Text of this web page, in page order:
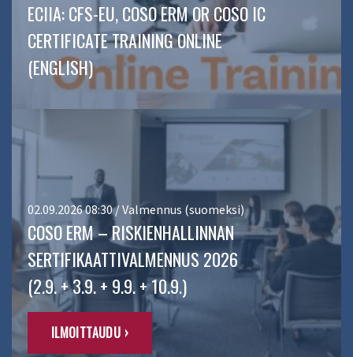
ECIIA: CFS-EU, COSO ERM OR COSO IC
CERTIFICATE TRAINING ONLINE
(ENGLISH)
02.09.2026 08:30 / Valmennus (suomeksi)
COSO ERM – RISKIENHALLINNAN
SERTIFIKAATTIVALMENNUS 2026
(2.9. + 3.9. + 9.9. + 10.9.)
ILMOITTAUDU ›